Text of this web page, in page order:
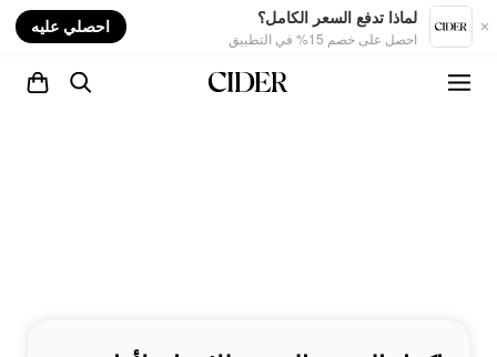
لماذا تدفع السعر الكامل؟
احصل على خصم 15% في التطبيق
احصلي عليه